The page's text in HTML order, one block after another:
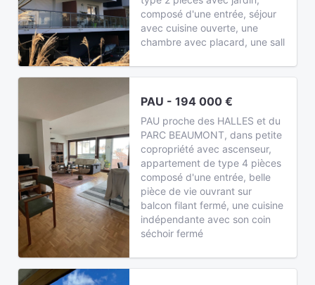
composé d'une entrée, séjour
avec cuisine ouverte, une
chambre avec placard, une sall
PAU - 194 000 €
PAU proche des HALLES et du
PARC BEAUMONT, dans petite
copropriété avec ascenseur,
appartement de type 4 pièces
composé d'une entrée, belle
pièce de vie ouvrant sur
balcon filant fermé, une cuisine
indépendante avec son coin
séchoir fermé